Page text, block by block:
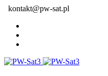
kontakt@pw-sat.pl